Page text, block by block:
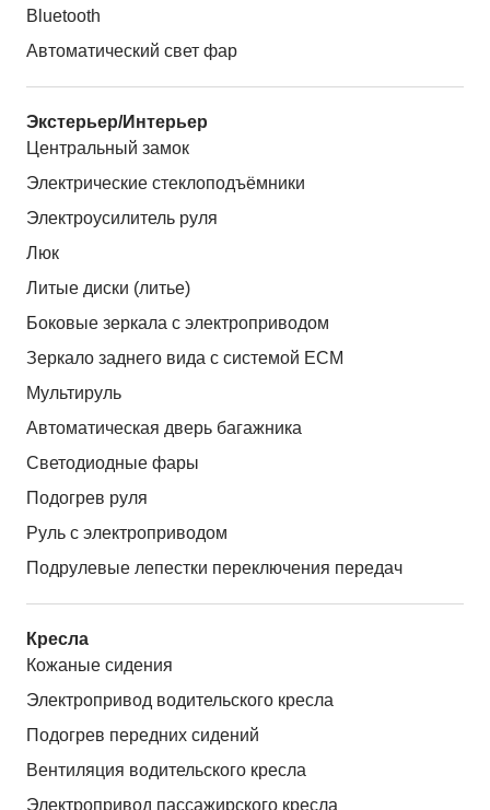
Bluetooth
Автоматический свет фар
Экстерьер/Интерьер
Центральный замок
Электрические стеклоподъёмники
Электроусилитель руля
Люк
Литые диски (литье)
Боковые зеркала с электроприводом
Зеркало заднего вида с системой ЕСМ
Мультируль
Автоматическая дверь багажника
Светодиодные фары
Подогрев руля
Руль с электроприводом
Подрулевые лепестки переключения передач
Кресла
Кожаные сидения
Электропривод водительского кресла
Подогрев передних сидений
Вентиляция водительского кресла
Электропривод пассажирского кресла